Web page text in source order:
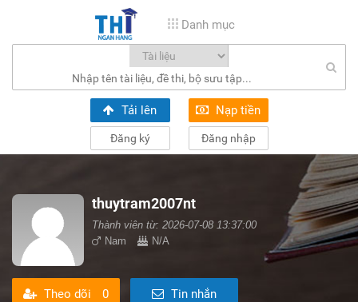
Danh mục
Tải lên Nạp tiền
Đăng ký Đăng nhập
thuytram2007nt
Thành viên từ: 2026-07-08 13:37:00
Nam
N/A
Theo dõi 0 Tin nhắn